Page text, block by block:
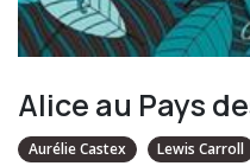
Alice au Pays
Aurélie Castex Lewis Carroll